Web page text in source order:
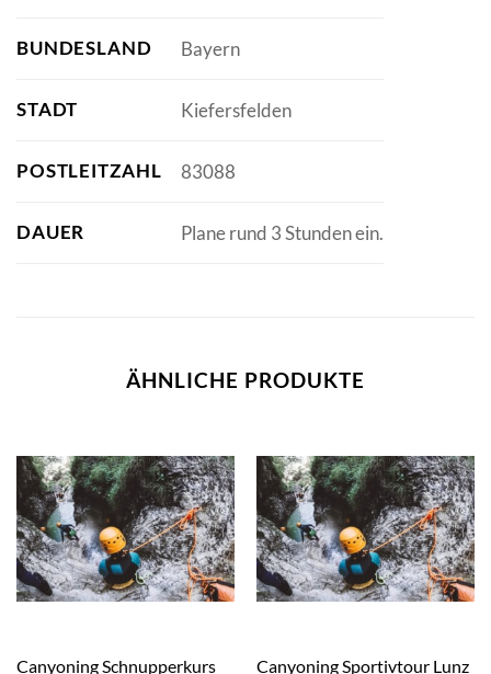
BUNDESLAND Bayern
STADT Kiefersfelden
POSTLEITZAHL 83088
DAUER Plane rund 3 Stunden ein.
ÄHNLICHE PRODUKTE
Canyoning Schnupperkurs Canyoning Sportivtour Lunz